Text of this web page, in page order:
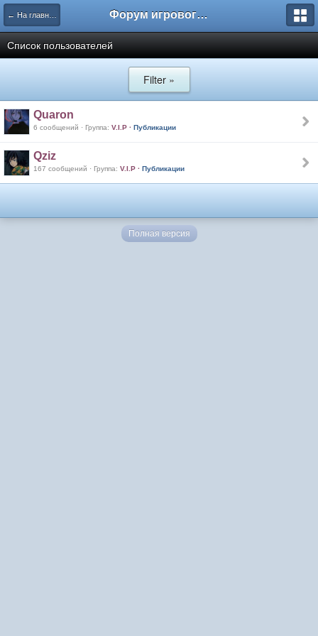
← На главную Форум игрового проекта Riverrise
Список пользователей
Filter »
Quaron
6 сообщений · Группа: V.I.P · Публикации
Qziz
167 сообщений · Группа: V.I.P · Публикации
Полная версия